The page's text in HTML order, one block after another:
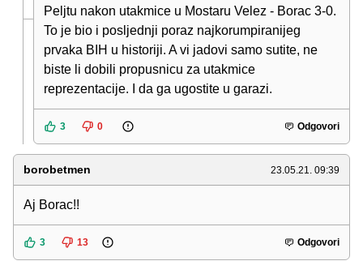
Peljtu nakon utakmice u Mostaru Velez - Borac 3-0.
To je bio i posljednji poraz najkorumpiranijeg
prvaka BIH u historiji. A vi jadovi samo sutite, ne
biste li dobili propusnicu za utakmice
reprezentacije. I da ga ugostite u garazi.
3 0 Odgovori
borobetmen 23.05.21. 09:39
Aj Borac!!
3 13 Odgovori